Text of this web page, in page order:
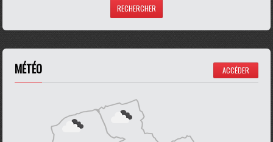
MÉTÉO ACCÉDER